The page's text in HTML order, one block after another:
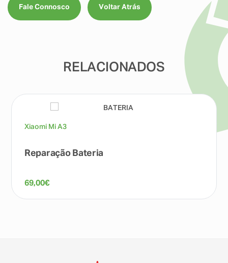
Fale Connosco Voltar Atrás
RELACIONADOS
Xiaomi Mi A3
Reparação Bateria
69,00€